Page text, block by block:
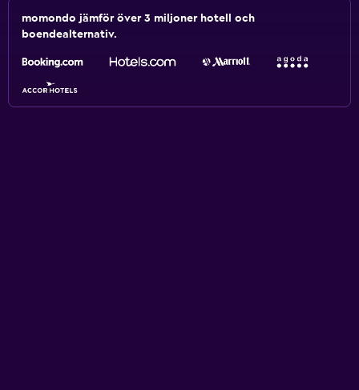
momondo jämför över 3 miljoner hotell och
boendealternativ.